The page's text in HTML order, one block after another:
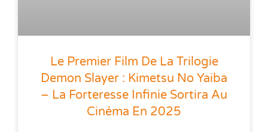
Le Premier Film De La Trilogie
Demon Slayer : Kimetsu No Yaiba
– La Forteresse Infinie Sortira Au
Cinéma En 2025